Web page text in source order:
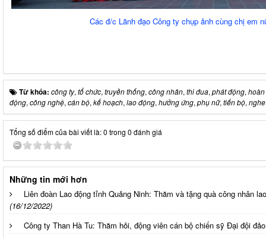
Các đ/c Lãnh đạo Công ty chụp ảnh cùng chị em
Từ khóa: công ty, tổ chức, truyền thống, công nhân, thi đua, phát động,
động, công nghệ, cán bộ, kế hoạch, lao động, hưởng ứng, phụ nữ, tiến bộ,
Tổng số điểm của bài viết là: 0 trong 0 đánh giá
Những tin mới hơn
Liên đoàn Lao động tỉnh Quảng Ninh: Thăm và tặng quà công nhân
(16/12/2022)
Công ty Than Hà Tu: Thăm hỏi, động viên cán bộ chiến sỹ Đại đội